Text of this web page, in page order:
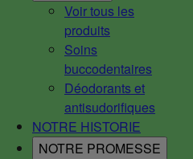
Voir tous les
produits
Soins
buccodentaires
Déodorants et
antisudorifiques
NOTRE HISTORIE
NOTRE PROMESSE